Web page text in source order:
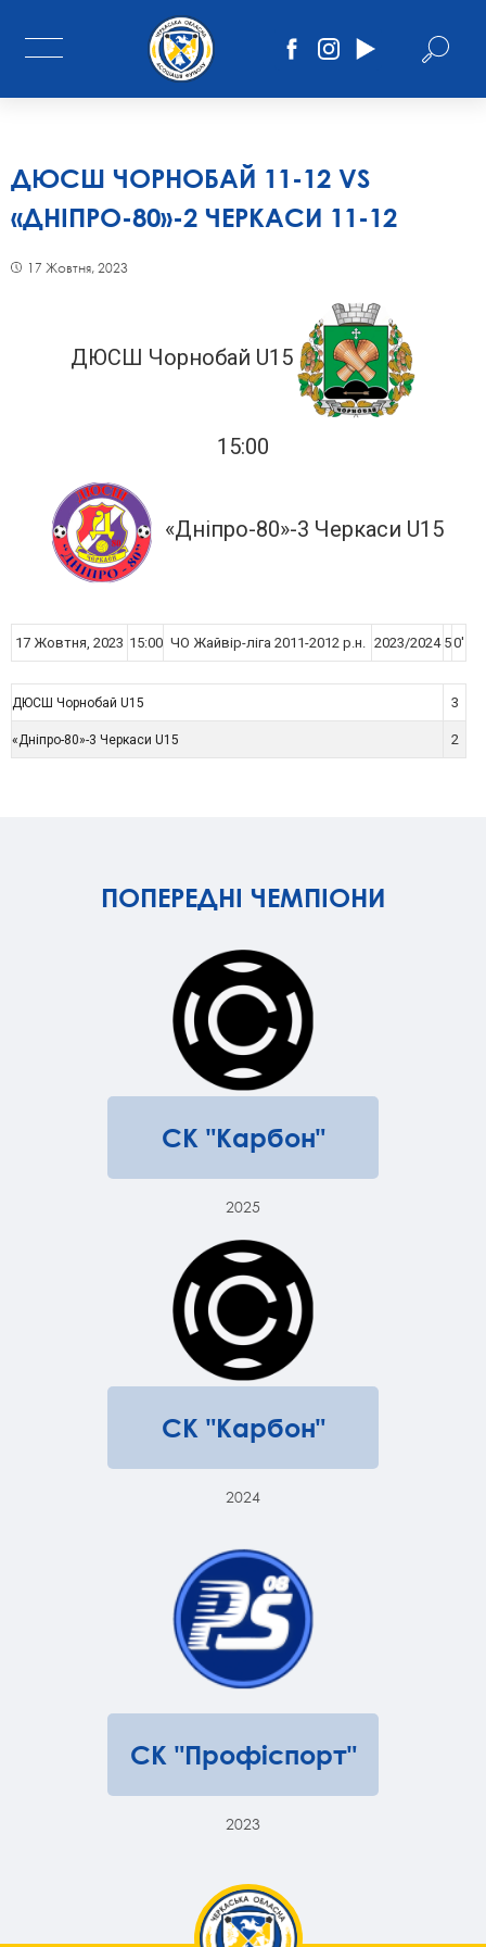
ДЮСШ ЧОРНОБАЙ 11-12 VS
«ДНІПРО-80»-2 ЧЕРКАСИ 11-12
17 Жовтня, 2023
ДЮСШ Чорнобай U15
15:00
«Дніпро-80»-3 Черкаси U15
17 Жовтня, 2023 15:00 ЧО Жайвір-ліга 2011-2012 р.н. 2023/2024 50'
ДЮСШ Чорнобай U15 3
«Дніпро-80»-3 Черкаси U15 2
ПОПЕРЕДНІ ЧЕМПІОНИ
СК "Карбон"
2025
СК "Карбон"
2024
СК "Профіспорт"
2023